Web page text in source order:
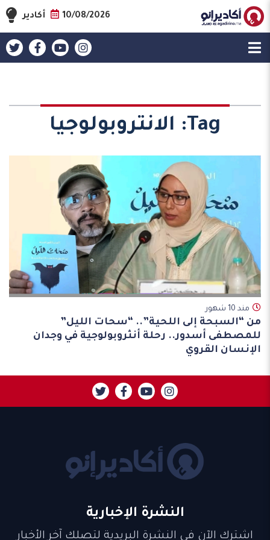
10/08/2026 أكادير
Tag: الانتروبولوجيا
مند 10 شهور
من “السبحة إلى اللحية”.. “سحات الليل”
للمصطفى أسدور.. رحلة أنثروبولوجية في وجدان
الإنسان القروي
النشرة الإخبارية
اشترك الآن في النشرة البريدية لتصلك آخر الأخبار